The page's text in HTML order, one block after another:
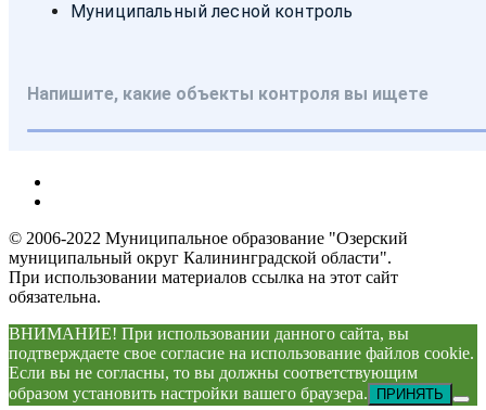
© 2006-2022 Муниципальное образование "Озерский
муниципальный округ Калининградской области".
При использовании материалов ссылка на этот сайт
обязательна.
ВНИМАНИЕ! При использовании данного сайта, вы
подтверждаете свое согласие на использование файлов cookie.
Если вы не согласны, то вы должны соответствующим
образом установить настройки вашего браузера.
ПРИНЯТЬ